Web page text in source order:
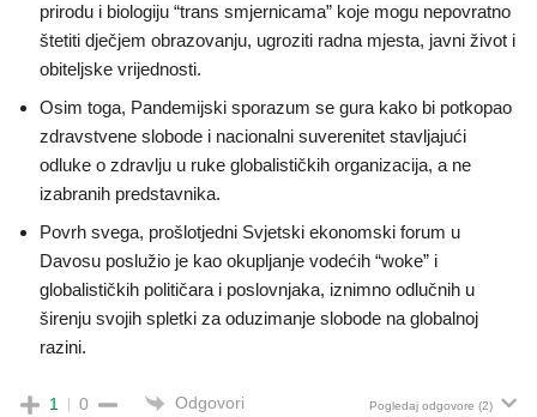
prirodu i biologiju “trans smjernicama” koje mogu nepovratno
štetiti dječjem obrazovanju, ugroziti radna mjesta, javni život i
obiteljske vrijednosti.
Osim toga, Pandemijski sporazum se gura kako bi potkopao
zdravstvene slobode i nacionalni suverenitet stavljajući
odluke o zdravlju u ruke globalističkih organizacija, a ne
izabranih predstavnika.
Povrh svega, prošlotjedni Svjetski ekonomski forum u
Davosu poslužio je kao okupljanje vodećih “woke” i
globalističkih političara i poslovnjaka, iznimno odlučnih u
širenju svojih spletki za oduzimanje slobode na globalnoj
razini.
1 0 Odgovori Pogledaj odgovore (2)